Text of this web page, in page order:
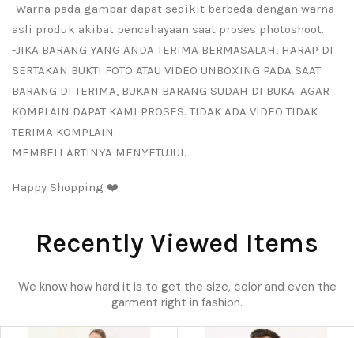
-Warna pada gambar dapat sedikit berbeda dengan warna
asli produk akibat pencahayaan saat proses photoshoot.
-JIKA BARANG YANG ANDA TERIMA BERMASALAH, HARAP DI
SERTAKAN BUKTI FOTO ATAU VIDEO UNBOXING PADA SAAT
BARANG DI TERIMA, BUKAN BARANG SUDAH DI BUKA. AGAR
KOMPLAIN DAPAT KAMI PROSES. TIDAK ADA VIDEO TIDAK
TERIMA KOMPLAIN.
MEMBELI ARTINYA MENYETUJUI.
Happy Shopping ❤️
Recently Viewed Items
We know how hard it is to get the size, color and even the
garment right in fashion.